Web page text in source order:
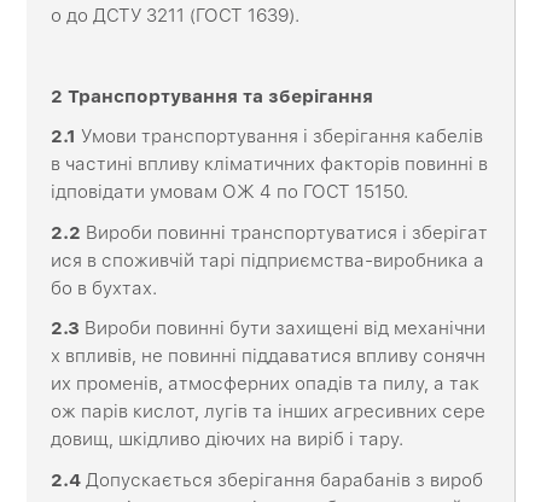
о до ДСТУ 3211 (ГОСТ 1639).
2 Транспортування та зберігання
2.1Умови транспортування і зберігання кабелів
в частині впливу кліматичних факторів повинні в
ідповідати умовам ОЖ 4 по ГОСТ 15150.
2.2 Вироби повинні транспортуватися і зберігат
ися в споживчій тарі підприємства-виробника а
бо в бухтах.
2.3 Вироби повинні бути захищені від механічни
х впливів, не повинні піддаватися впливу сонячн
их променів, атмосферних опадів та пилу, а так
ож парів кислот, лугів та інших агресивних сере
довищ, шкідливо діючих на виріб і тару.
2.4 Допускається зберігання барабанів з вироб